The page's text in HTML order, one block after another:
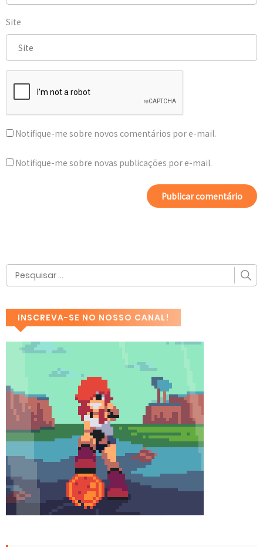
Site
Notifique-me sobre novos comentários por e-mail.
Notifique-me sobre novas publicações por e-mail.
INSCREVA-SE NO NOSSO CANAL!